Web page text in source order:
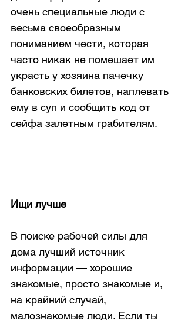
очень специальные люди с
весьма своеобразным
пониманием чести, которая
часто никак не помешает им
украсть у хозяина пачечку
банковских билетов, наплевать
ему в суп и сообщить код от
сейфа залетным грабителям.
Ищи лучше
В поиске рабочей силы для
дома лучший источник
информации — хорошие
знакомые, просто знакомые и,
на крайний случай,
малознакомые люди. Если ты